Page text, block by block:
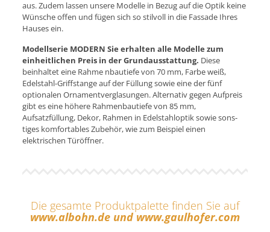
aus. Zudem lassen unsere Modelle in Bezug auf die Optik keine
Wünsche offen und fügen sich so stilvoll in die Fassade Ihres
Hauses ein.
Modellserie MODERN Sie erhalten alle Modelle zum
einheitlichen Preis in der Grundausstattung. Diese
beinhaltet eine Rahme nbautiefe von 70 mm, Farbe weiß,
Edelstahl-Griffstange auf der Füllung sowie eine der fünf
optionalen Ornamentverglasungen. Alternativ gegen Aufpreis
gibt es eine höhere Rahmenbautiefe von 85 mm,
Aufsatzfüllung, Dekor, Rahmen in Edelstahloptik sowie sons­
tiges komfortables Zubehör, wie zum Beispiel einen
elektrischen Türöffner.
Die gesamte Produktpalette finden Sie auf
www.albohn.de undwww.gaulhofer.com